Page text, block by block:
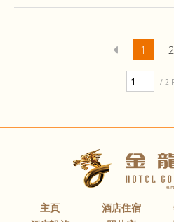
1 2
/ 2
主頁 酒店住宿